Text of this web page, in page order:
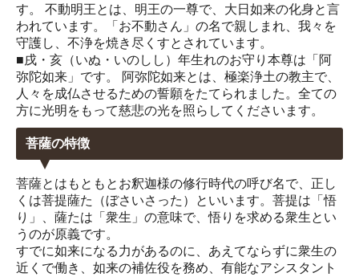
す。 不動明王とは、明王の一尊で、大日如来の化身と言
われています。「お不動さん」の名で親しまれ、我々を
守護し、不浄を焼き尽くすとされています。
■戌・亥（いぬ・いのしし）年生れのお守り本尊は「阿
弥陀如来」です。 阿弥陀如来とは、極楽浄土の教主で、
人々を成仏させるための誓願をたてられました。全ての
方に光明をもって慈悲の光を照らしてくださいます。
菩薩の特徴
菩薩とはもともとお釈迦様の修行時代の呼び名で、正し
くは菩提薩た（ぼさいさった）といいます。菩提は「悟
り」、薩たは「衆生」の意味で、悟りを求める衆生とい
うのが原義です。
すでに如来になる力があるのに、あえてならずに衆生の
近くで働き、如来の補佐役を務め、有能なアシスタント